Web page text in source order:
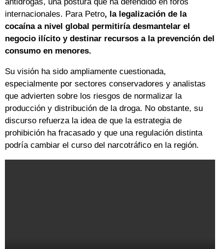
internacionales. Para Petro, la legalización de la
cocaína a nivel global permitiría desmantelar el
negocio ilícito y destinar recursos a la prevención del
consumo en menores.
Su visión ha sido ampliamente cuestionada,
especialmente por sectores conservadores y analistas
que advierten sobre los riesgos de normalizar la
producción y distribución de la droga. No obstante, su
discurso refuerza la idea de que la estrategia de
prohibición ha fracasado y que una regulación distinta
podría cambiar el curso del narcotráfico en la región.